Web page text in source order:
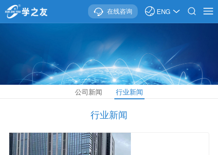
在线咨询 ENG
公司新闻 行业新闻
行业新闻